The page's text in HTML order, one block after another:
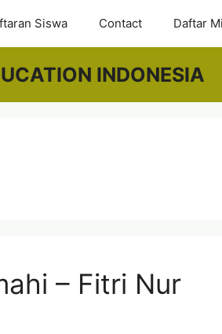
Siswa Contact Daftar
INDONESIA
– Fitri Nur